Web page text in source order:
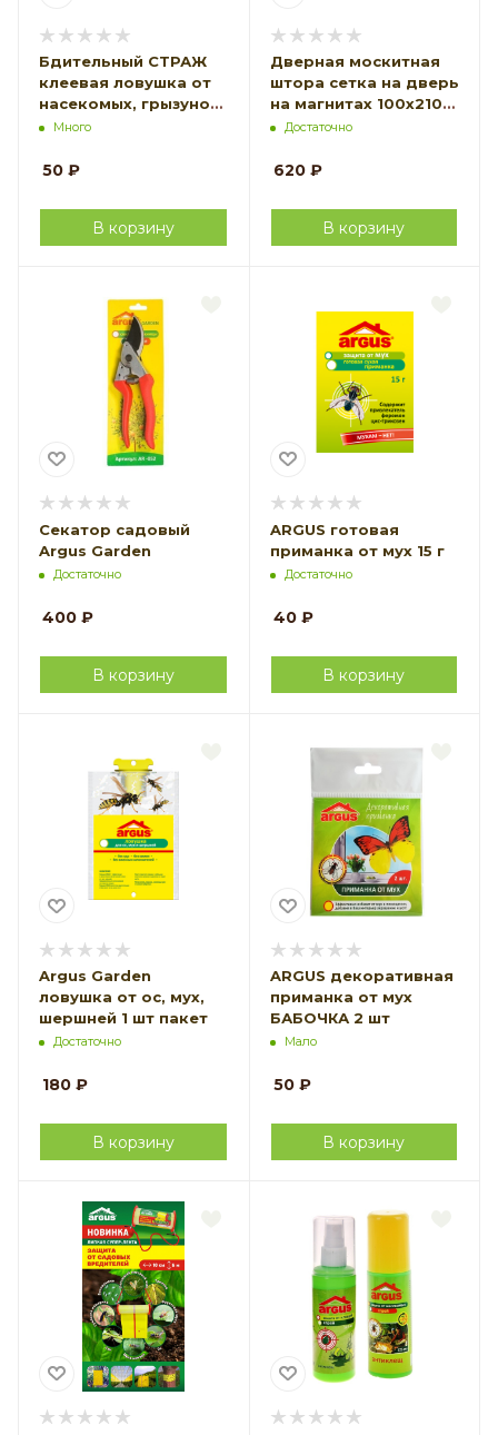
Бдительный СТРАЖ
клеевая ловушка от
насекомых, грызунов
2 в 1 домик
Много
50 ₽
В корзину
Дверная москитная
штора сетка на дверь
на магнитах 100х210
смДостаточно
620₽
В корзину
Секатор садовый
Argus Garden
Достаточно
400 ₽
В корзину
ARGUS готовая
приманка от мух 15 г
Достаточно
40₽
В корзину
Argus Garden
ловушка от ос, мух,
шершней 1 шт пакет
Достаточно
180 ₽
В корзину
ARGUS декоративная
приманка от мух
БАБОЧКА 2 шт
Мало
50₽
В корзину